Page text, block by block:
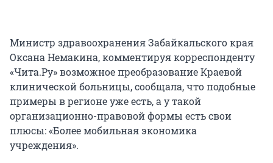
Министр здравоохранения Забайкальского края
Оксана Немакина, комментируя корреспонденту
«Чита.Ру» возможное преобразование Краевой
клинической больницы, сообщала, что подобные
примеры в регионе уже есть, а у такой
организационно-правовой формы есть свои
плюсы: «Более мобильная экономика
учреждения».